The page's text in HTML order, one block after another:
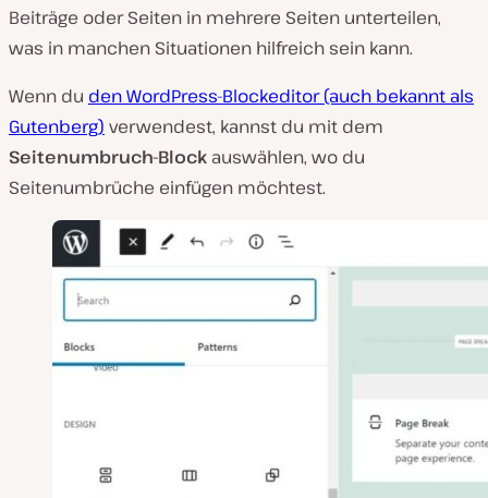
Beiträge oder Seiten in mehrere Seiten unterteilen,
was in manchen Situationen hilfreich sein kann.
Wenn du den WordPress-Blockeditor (auch bekannt als
Gutenberg) verwendest, kannst du mit dem
Seitenumbruch-Block auswählen, wo du
Seitenumbrüche einfügen möchtest.